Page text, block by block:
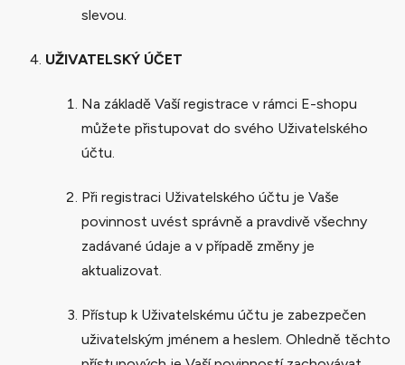
slevou.
UŽIVATELSKÝ ÚČET
Na základě Vaší registrace v rámci E-shopu
můžete přistupovat do svého Uživatelského
účtu.
Při registraci Uživatelského účtu je Vaše
povinnost uvést správně a pravdivě všechny
zadávané údaje a v případě změny je
aktualizovat.
Přístup k Uživatelskému účtu je zabezpečen
uživatelským jménem a heslem. Ohledně těchto